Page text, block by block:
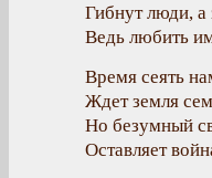
Гибнут люди, а
Ведь любить
Время сеять
Ждет земля
Но безумный
Оставляет